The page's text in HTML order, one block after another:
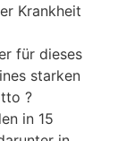
Krankheit
für dieses
starken
?
in 15